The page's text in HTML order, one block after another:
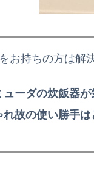
お持ちの方は解
ューダの炊飯器
れ故の使い勝手は